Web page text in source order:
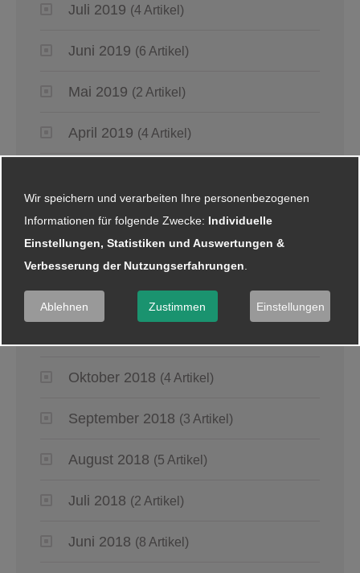
Juli 2019 (4 Artikel)
Juni 2019 (6 Artikel)
Mai 2019 (2 Artikel)
April 2019 (4 Artikel)
Januar 2019 (5 Artikel)
2018
Dezember 2018
(8 Artikel)
Oktober 2018 (4 Artikel)
September 2018 (3 Artikel)
August 2018 (5 Artikel)
Juli 2018 (2 Artikel)
Juni 2018 (8 Artikel)
Wir speichern und verarbeiten Ihre personenbezogenen
Informationen für folgende Zwecke: Individuelle
Einstellungen, Statistiken und Auswertungen &
Verbesserung der Nutzungserfahrungen.
Ablehnen Zustimmen Einstellungen